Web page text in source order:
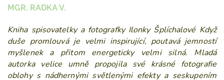
MGR. RADKA V.
Kniha spisovatelky a fotografky Ilonky Šplíchalové Když
duše promlouvá je velmi inspirující, poutavá jemností
myšlenek a přitom energeticky velmi silná. Mladá
autorka velice umně propojila své krásné fotografie
oblohy s nádhernými světlenými efekty a seskupením